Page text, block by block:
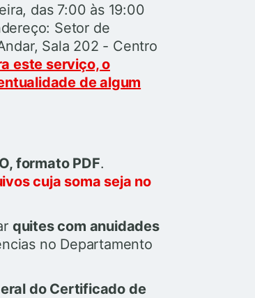
das 7:00 às 19:00
Setor de
Sala 202 - Centro
este serviço, o
de algum
formato PDF.
cuja soma seja no
quites com anuidades
no Departamento
do Certificado de